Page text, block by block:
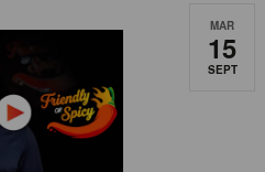
MAR
15
SEPT